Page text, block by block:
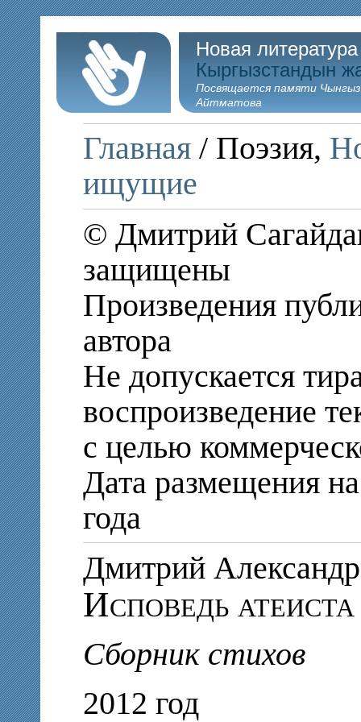
Новая
Кыргызстандын
Посвящается памяти
Айтматова
Главная / Поэзия,
ищущие
© Дмитрий
защищены
Произведения
автора
Не допускается
воспроизведение
с целью
Дата размещения
года
Дмитрий
Исповедь атеиста
Сборник стихов
2012 год